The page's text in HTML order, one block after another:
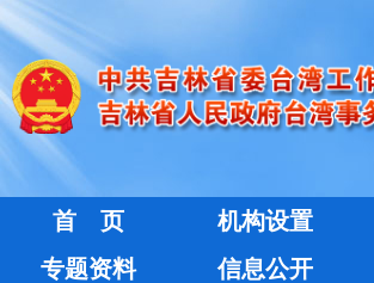
首 页 机构设置
专题资料
信息公开